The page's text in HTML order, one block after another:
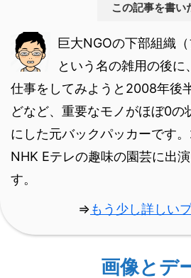
この記事を書い
巨大NGOの下部組織
という名の雑用の後
仕事をしてみようと2008年後
どなど、重要なモノがほぼ0の
にした元バックパッカーです。
NHK Eテレの趣味の園芸に出
す。
⇒もう少し詳しい
画像とデ